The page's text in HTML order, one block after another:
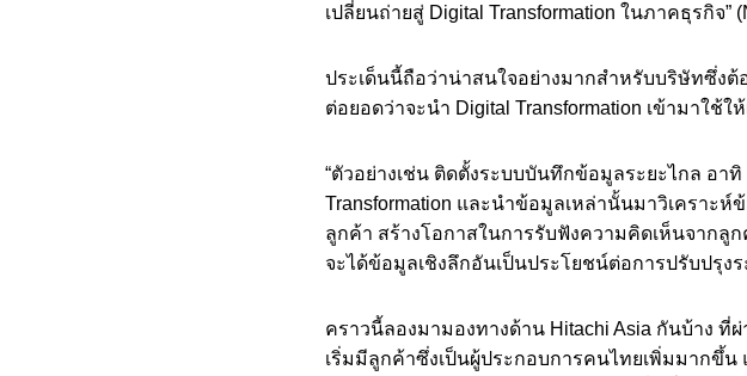
เปลี่ยนถ่ายสู่ Digital Transformation ในภาคธุรกิจ”
ประเด็นนี้ถือว่าน่าสนใจอย่างมากสำหรับบริษัทซึ่งต้อ
ต่อยอดว่าจะนำ Digital Transformation เข้ามาใช้
“ตัวอย่างเช่น ติดตั้งระบบบันทึกข้อมูลระยะไกล อา
Transformation และนำข้อมูลเหล่านั้นมาวิเคราะ
ลูกค้า สร้างโอกาสในการรับฟังความคิดเห็นจากลู
จะได้ข้อมูลเชิงลึกอันเป็นประโยชน์ต่อการปรับปรุงร
คราวนี้ลองมามองทางด้าน Hitachi Asia กันบ้าง
เริ่มมีลูกค้าซึ่งเป็นผู้ประกอบการคนไทยเพิ่มมากขึ้